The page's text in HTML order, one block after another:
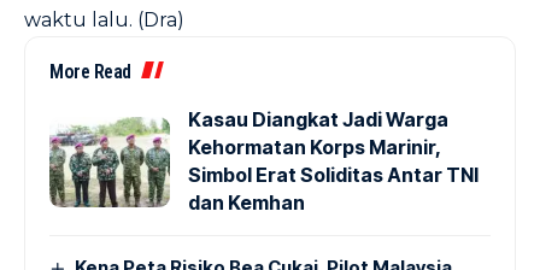
waktu lalu. (Dra)
More Read
Kasau Diangkat Jadi Warga
Kehormatan Korps Marinir,
Simbol Erat Soliditas Antar TNI
dan Kemhan